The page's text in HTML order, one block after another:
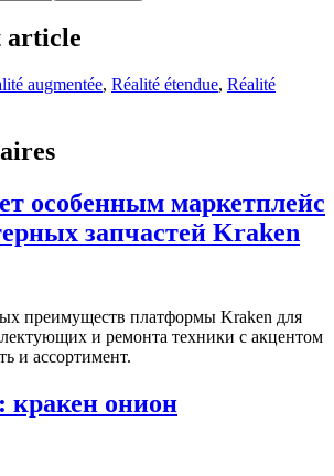
article
augmentée, Réalité étendue, Réalité
особенным маркетплейс
запчастей Kraken
преимуществ платформы Kraken для
и ремонта техники с акцентом
и ассортимент.
кракен онион